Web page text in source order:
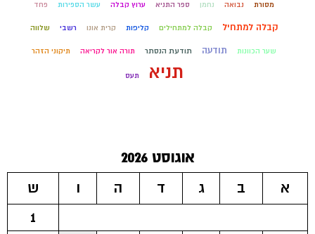
מסורת נבואה נחמן ספר התניא ערוץ קבלה עשר הספירות פחד
קבלה למתחיל קבלה למתחילים קליפות קרית אונו רשבי שלווה
שער הכוונות תודעה תודעת הנסתר תורה אור לקריאה תיקוני הזהר
תניא תעס
אוגוסט 2026
א
ב ג ד ה ו
ש
1